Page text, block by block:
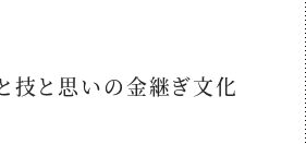
技と思いの金継ぎ文化